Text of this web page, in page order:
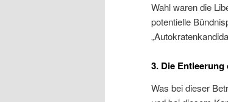
Wahl waren die
potentielle
3. Die
Was bei dieser